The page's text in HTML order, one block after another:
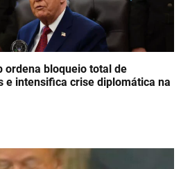
ordena bloqueio total de
e intensifica crise diplomática na